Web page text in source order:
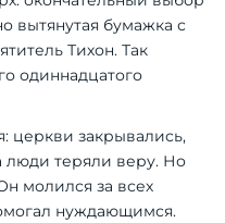
вытянутая бумажка с
Тихон. Так
одиннадцатого
церкви закрывались,
люди теряли веру. Но
молился за всех
нуждающимся.